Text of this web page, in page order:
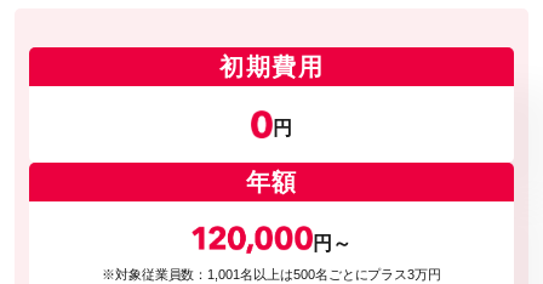
初期費用
円
年額
円～
※対象従業員数：1,001名以上は500名ごとにプラス3万円